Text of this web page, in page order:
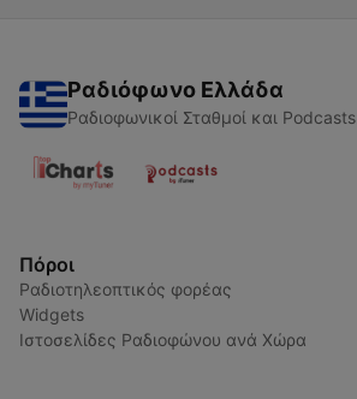
Ραδιόφωνο Ελλάδα
Ραδιοφωνικοί Σταθμοί και Podcasts
Πόροι
Ραδιοτηλεοπτικός φορέας
Widgets
Ιστοσελίδες Ραδιοφώνου ανά Χώρα